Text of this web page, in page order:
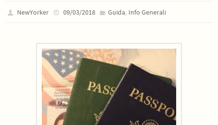
NewYorker 09/03/2018 Guida, Info Generali